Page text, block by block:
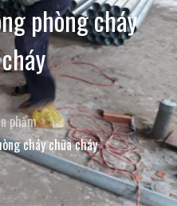
phòng cháy
phẩm
cháy chữa cháy